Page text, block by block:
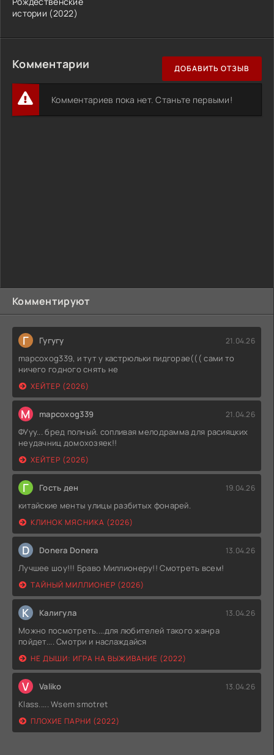
Комментируют
Г Гугугу 21.04.26
mapcoxog339, и тут у кастрюльки пидгорае((( сами то
ничего годного снять не
ХЕЙТЕР (2026)
M mapcoxog339 21.04.26
ФУуу... бред полный. сопливая мелодрамма для расияцких
неудачниц домохозяек!!
ХЕЙТЕР (2026)
Г Гость ден 19.04.26
китайские менты улицы разбитых фонарей.
КЛИНОК МЯСНИКА (2026)
D Donera Donera 13.04.26
Лучшее шоу!!! Браво Миллионеру!! Смотреть всем!
ТАЙНЫЙ МИЛЛИОНЕР (2026)
К Калигула 13.04.26
Можно посмотреть....для любителей такого жанра
пойдет.... Смотри и наслаждайся
НЕ ДЫШИ: ИГРА НА ВЫЖИВАНИЕ (2022)
V Valiko 13.04.26
Klass..... Wsem smotret
ПЛОХИЕ ПАРНИ (2022)
истории (2022)
Комментарии ДОБАВИТЬ ОТЗЫВ
Комментариев пока нет. Станьте первыми!